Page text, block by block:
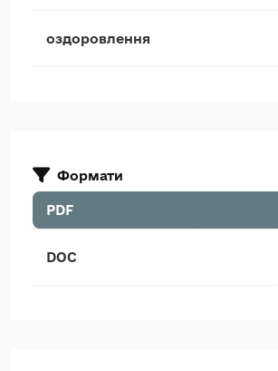
оздоровлення
Формати
PDF
DOC